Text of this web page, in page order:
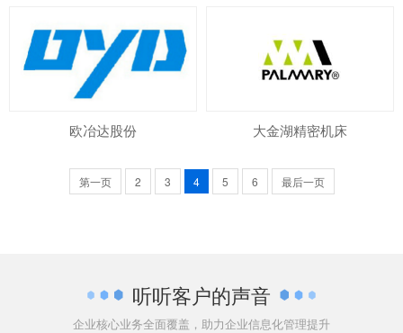
欧冶达股份 大金湖精密机床
第一页 2 3 4 5 6 最后一页
听听客户的声音
企业核心业务全面覆盖，助力企业信息化管理提升